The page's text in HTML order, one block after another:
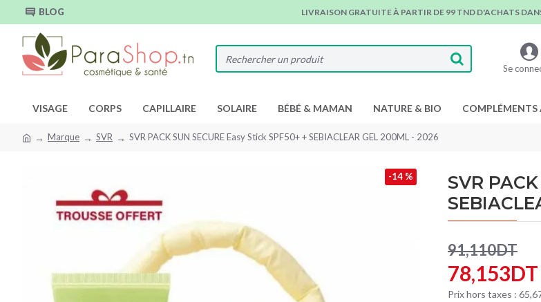
BLOG LIVRAISON GRATUITE À PARTIR DE 99 TND D'ACHATS
Se
VISAGE CORPS CAPILLAIRE SOLAIRE BÉBÉ & MAMAN NATURE & BIO COMPLÉMENTS
Marque SVR SVR PACK SUN SECURE Easy Stick SPF50+ + SEBIACLEAR GEL 200ML - 2026
-14 %
SVR
78,153DT
91,110DT
Prix hors taxes :